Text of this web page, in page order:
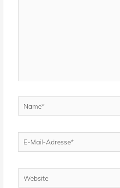
Name*
E-
Mail-
Website